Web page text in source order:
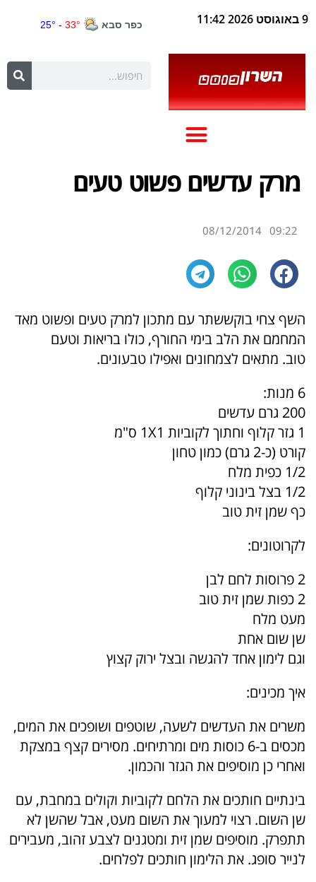
9 באוגוסט 2026 11:42
מרק עדשים פשוט טעים
09:22
08/12/2014
השף צחי בוקששתר עם מתכון למרק טעים ופשוט מאד
המחמם את הלב בימי החורף, כולו בריאות וטעם
טוב. מתאים לצמחונים ואפילו טבעונים.
6 מנות:
200 גרם עדשים
1 גזר קלוף וחתוך לקוביות 1X1 ס"מ
קורט (כ-2 גרם) כמון טחון
1/2 כפית מלח
1/2 בצל בינוני קלוף
כף שמן זית טוב
לקרוטונים:
2 פרוסות לחם לבן
2 כפות שמן זית טוב
מעט מלח
שן שום אחת
וגם לימון אחד להגשה ובצל ירוק קצוץ
איך מכינים:
משרים את העדשים לשעה, שוטפים ושופכים את המים,
מכסים ב-6 כוסות מים ומרתיחים. מסירים קצף במצקת
ואחרי כן מוסיפים את הגזר והכמון.
בינתיים חותכים את הלחם לקוביות וקולים במחבת, עם
שן השום. רצוי למעוך את השום מעט, אבל שהשן לא
תתפרק. מוסיפים שמן זית ומטגנים לצבע זהוב, מעבירים
לנייר סופג. את הלימון חותכים לפלחים.